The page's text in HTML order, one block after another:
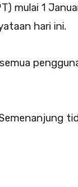
mulai 1
hari ini.